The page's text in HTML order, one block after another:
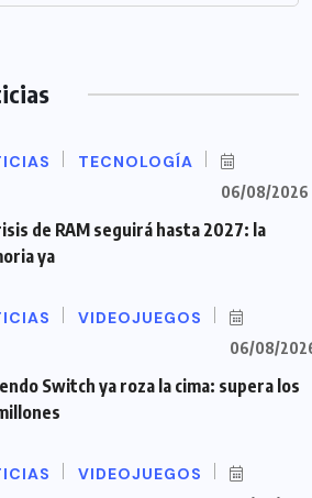
TECNOLOGÍA
06/08/2026
de RAM seguirá hasta 2027: la
ya
VIDEOJUEGOS
06/08/
Switch ya roza la cima: supera los
VIDEOJUEGOS